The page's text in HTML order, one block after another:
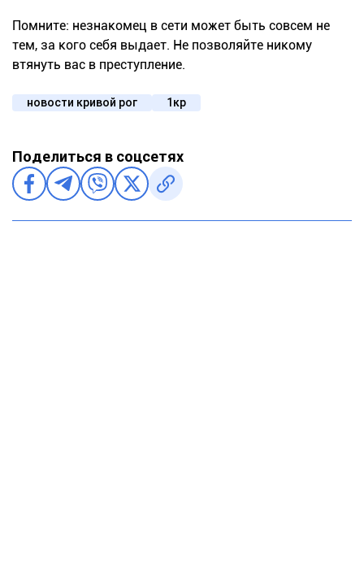
Помните: незнакомец в сети может быть совсем не
тем, за кого себя выдает. Не позволяйте никому
втянуть вас в преступление.
новости кривой рог 1кр
Поделиться в соцсетях